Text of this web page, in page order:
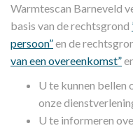
Warmtescan Barneveld
basis van de rechtsgrond
persoon”en de
van een overeenkomst”
U te kunnen bellen
onze
U te informeren